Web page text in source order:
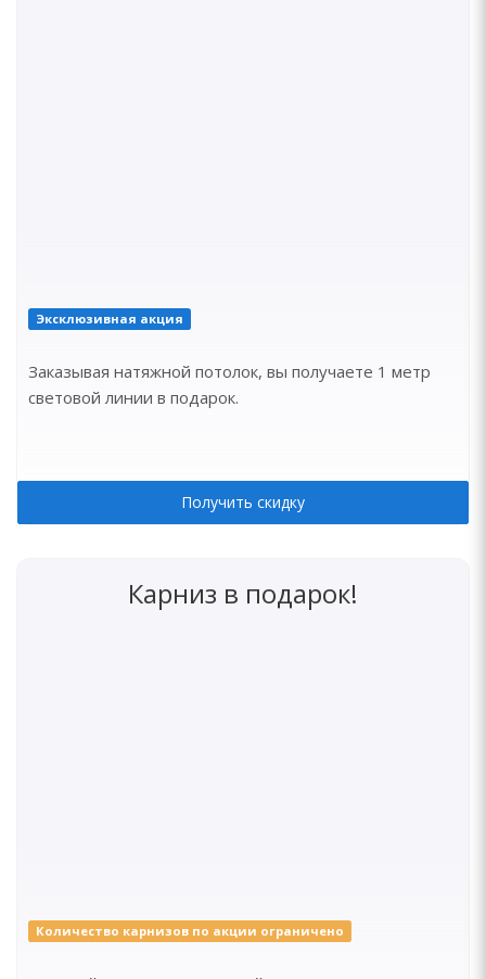
Эксклюзивная акция
Заказывая натяжной потолок, вы получаете 1 метр
световой линии в подарок.
Получить скидку
Карниз в подарок!
Количество карнизов по акции ограничено